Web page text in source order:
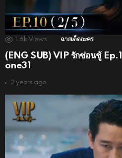
1.6k Views ฉากเด็ดละคร
(ENG SUB) VIP รักซ่อนชู้
one31
2 years ago